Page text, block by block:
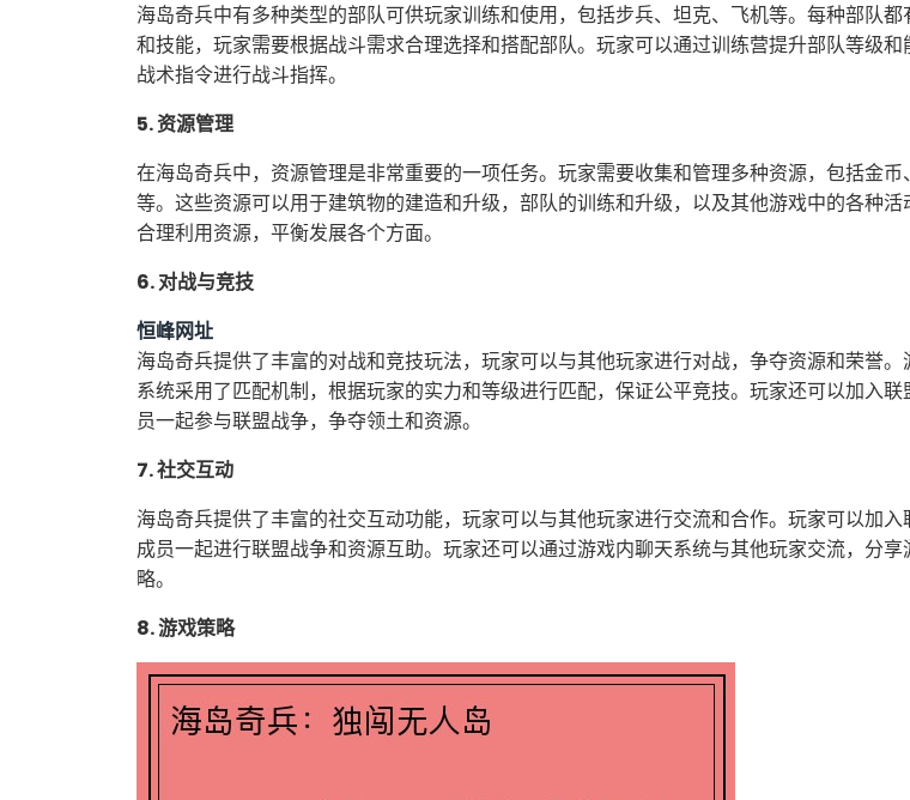
海岛奇兵中有多种类型的部队可供玩家训练和使用，包括步兵、坦克、飞机等。每种部队都
和技能，玩家需要根据战斗需求合理选择和搭配部队。玩家可以通过训练营提升部队等级和
战术指令进行战斗指挥。
5. 资源管理
在海岛奇兵中，资源管理是非常重要的一项任务。玩家需要收集和管理多种资源，包括金币
等。这些资源可以用于建筑物的建造和升级，部队的训练和升级，以及其他游戏中的各种活
合理利用资源，平衡发展各个方面。
6. 对战与竞技
恒峰网址
海岛奇兵提供了丰富的对战和竞技玩法，玩家可以与其他玩家进行对战，争夺资源和荣誉
系统采用了匹配机制，根据玩家的实力和等级进行匹配，保证公平竞技。玩家还可以加入
员一起参与联盟战争，争夺领土和资源。
7. 社交互动
海岛奇兵提供了丰富的社交互动功能，玩家可以与其他玩家进行交流和合作。玩家可以加
成员一起进行联盟战争和资源互助。玩家还可以通过游戏内聊天系统与其他玩家交流，分
略。
8. 游戏策略